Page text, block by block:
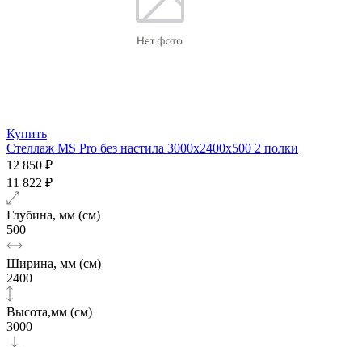
Купить
Стеллаж MS Pro без настила 3000х2400x500 2 полки
12 850 ₽
11 822 ₽
Глубина, мм (см)
500
Ширина, мм (см)
2400
Высота,мм (см)
3000